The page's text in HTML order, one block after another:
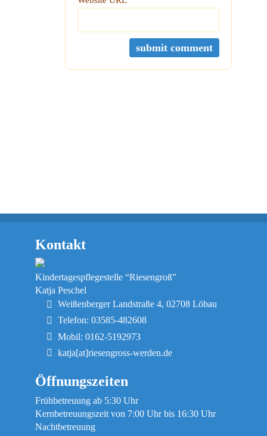
Kontakt
Kindertagespflegestelle “Riesengroß”
Katja Peschel
Weißenberger Landstraße 4, 02708 Löbau
Telefon: 03585-482608
Mobil: 0162-5192973
katja[at]riesengross-werden.de
Öffnungszeiten
Frühbetreuung ab 5:30 Uhr
Kernbetreuungszeit von 7:00 Uhr bis 16:30 Uhr
Nachtbetreuung